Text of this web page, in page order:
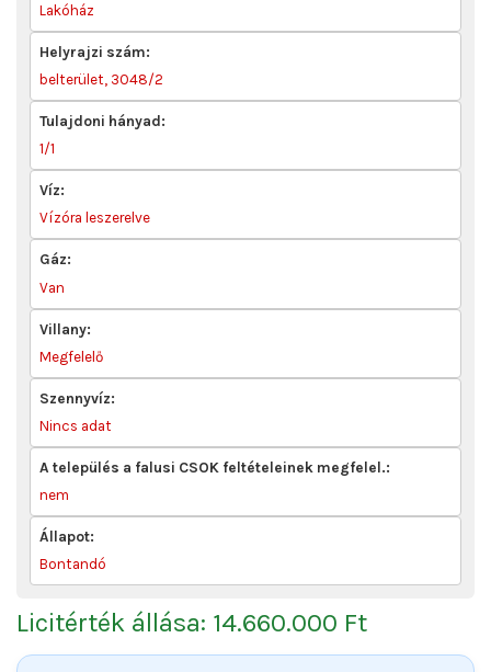
Lakóház
Helyrajzi szám:
belterület, 3048/2
Tulajdoni hányad:
1/1
Víz:
Vízóra leszerelve
Gáz:
Van
Villany:
Megfelelő
Szennyvíz:
Nincs adat
A település a falusi CSOK feltételeinek megfelel.:
nem
Állapot:
Bontandó
Licitérték állása: 14.660.000 Ft